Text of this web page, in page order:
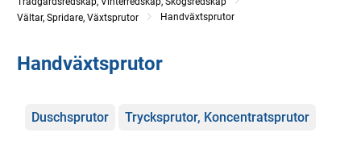
Vältar, Spridare, Växtsprutor
Handväxtsprutor
Handväxtsprutor
Kategorier
Duschsprutor Trycksprutor, Koncentratsprutor